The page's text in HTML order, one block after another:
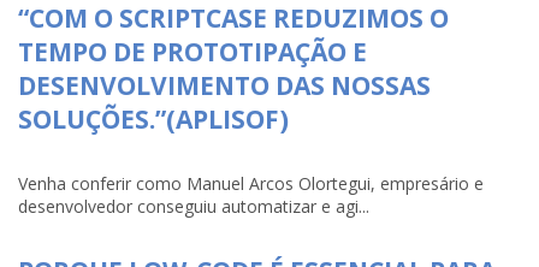
“COM O SCRIPTCASE REDUZIMOS O
TEMPO DE PROTOTIPAÇÃO E
DESENVOLVIMENTO DAS NOSSAS
SOLUÇÕES.”(APLISOF)
Venha conferir como Manuel Arcos Olortegui, empresário e
desenvolvedor conseguiu automatizar e agi...